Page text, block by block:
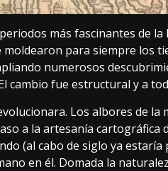
más fascinantes de
moldearon para siempre los
numerosos
cambio fue estructural y a
Los albores de la
a la artesanía cartográfica
(al cabo de siglo ya
en él. Domada la